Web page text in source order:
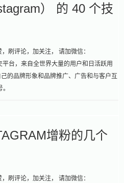
） 的 40 个技
刷评论，加关注， 请加微信：
台，来自全世界大量的用户和日活跃用
的品牌形象和品牌推广、广告和与客户互
增粉的几个
刷评论，加关注， 请加微信：